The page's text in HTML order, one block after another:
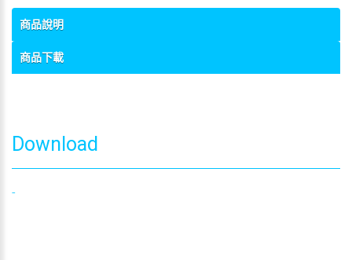
商品說明
商品下載
Download
-